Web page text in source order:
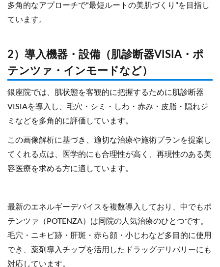
多角的なアプローチで“最短ルートの美肌づくり”を目指し
ています。
2）導入機器・設備（肌診断器VISIA・ポ
テンツァ・インモードなど）
銀座院では、肌状態を客観的に把握するために肌診断器
VISIAを導入し、毛穴・シミ・しわ・赤み・皮脂・隠れジ
ミなどを多角的に評価しています。
この画像解析に基づき、適切な治療や施術プランを提案し
てくれる点は、医学的にも合理性が高く、再現性のある美
容医療を求める方に適しています。
最新のエネルギーデバイスを複数導入しており、中でもポ
テンツァ（POTENZA）は同院の人気治療のひとつです。
毛穴・ニキビ跡・肝斑・赤ら顔・小じわなど多目的に使用
でき、薬剤導入チップを活用したドラッグデリバリーにも
対応しています。